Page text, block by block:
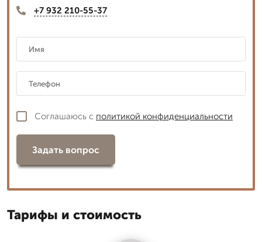
+7 932 210-55-37
Соглашаюсь с политикой конфиденциальности
Задать вопрос
Тарифы и стоимость